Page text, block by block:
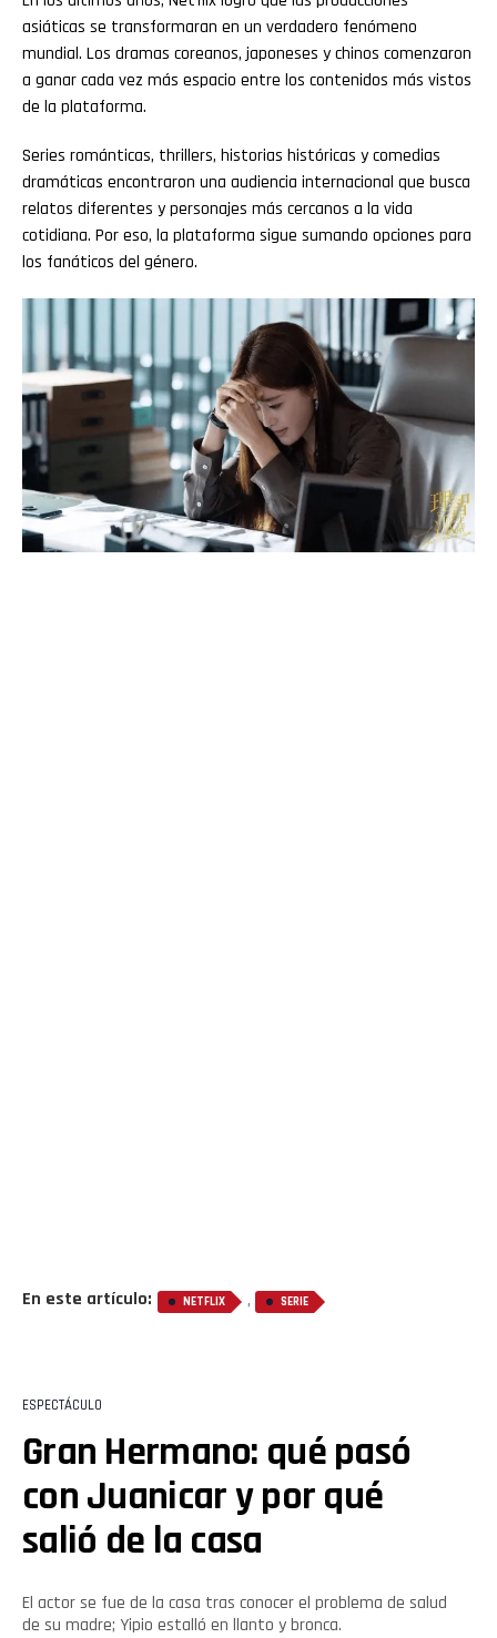
asiáticas se transformaran en un verdadero fenómeno
mundial. Los dramas coreanos, japoneses y chinos comenzaron
a ganar cada vez más espacio entre los contenidos más vistos
de la plataforma.
Series románticas, thrillers, historias históricas y comedias
dramáticas encontraron una audiencia internacional que busca
relatos diferentes y personajes más cercanos a la vida
cotidiana. Por eso, la plataforma sigue sumando opciones para
los fanáticos del género.
En este artículo: NETFLIX , SERIE
ESPECTÁCULO
Gran Hermano: qué pasó
con Juanicar y por qué
salió de la casa
El actor se fue de la casa tras conocer el problema de salud
de su madre; Yipio estalló en llanto y bronca.